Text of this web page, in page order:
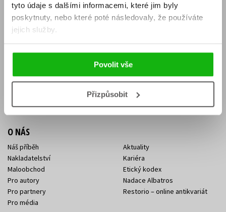
tyto údaje s dalšími informacemi, které jim byly
poskytnuty, nebo které poté následovaly, že používáte
jejich služby.
Povolit vše
Přizpůsobit
Naši autoři
Obchodní podmínky
Jak nakoupit
Dárkové poukazy
Affiliate program
KONTAKTY
Sídlo společnosti
Kontakty Albatros Media
O NÁS
Náš příběh
Nakladatelství
Maloobchod
Pro autory
Pro partnery
Pro média
Aktuality
Kariéra
Etický kodex
Nadace Albatros
Restorio – online antikvariát